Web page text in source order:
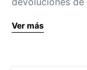
Ver más